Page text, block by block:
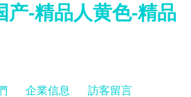
产-精品人黄色-精品
企業信息 訪客留言